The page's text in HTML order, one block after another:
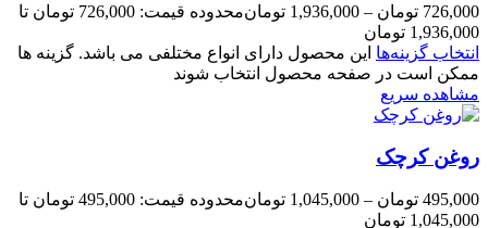
726,000 تومان –
1,936,000 تومان
محدوده قیمت: 726,000 تومان تا
1,936,000 تومان
انتخاب گزینه‌ها این محصول دارای انواع مختلفی می باشد. گزینه ها
ممکن است در صفحه محصول انتخاب شوند
مشاهده سریع
روغن کرچک
495,000 تومان –
1,045,000 تومان
محدوده قیمت: 495,000 تومان تا
1,045,000 تومان